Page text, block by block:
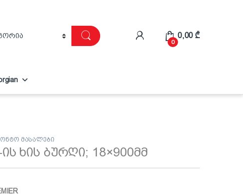
0
0,00 ₾
მასალები
ის ხის ბურღი; 18×900მმ